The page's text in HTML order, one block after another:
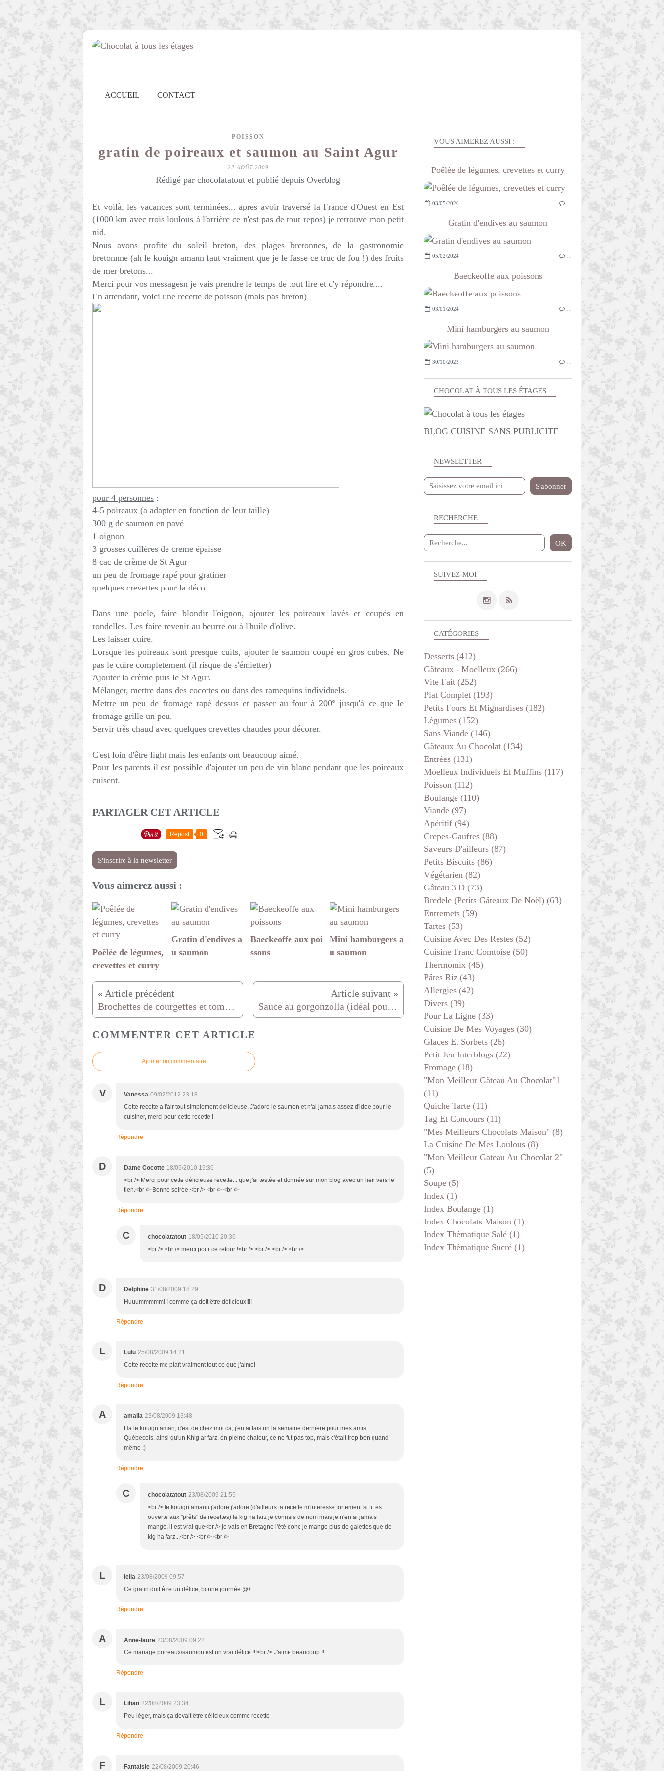
ACCUEIL CONTACT
POISSON
gratin de poireaux et saumon au Saint Agur
22 AOÛT 2009
Rédigé par chocolatatout et publié depuis Overblog
Et voilà, les vacances sont terminées... apres avoir traversé la France d'Ouest en Est
(1000 km avec trois loulous à l'arrière ce n'est pas de tout repos) je retrouve mon petit
nid.
Nous avons profité du soleil breton, des plages bretonnes, de la gastronomie
bretonnne (ah le kouign amann faut vraiment que je le fasse ce truc de fou !) des fruits
de mer bretons...
Merci pour vos messagesn je vais prendre le temps de tout lire et d'y répondre....
En attendant, voici une recette de poisson (mais pas breton)
pour 4 personnes :
4-5 poireaux (a adapter en fonction de leur taille)
300 g de saumon en pavé
1 oignon
3 grosses cuillères de creme épaisse
8 cac de crème de St Agur
un peu de fromage rapé pour gratiner
quelques crevettes pour la déco
Dans une poele, faire blondir l'oignon, ajouter les poireaux lavés et coupés en
rondelles. Les faire revenir au beurre ou à l'huile d'olive.
Les laisser cuire.
Lorsque les poireaux sont presque cuits, ajouter le saumon coupé en gros cubes. Ne
pas le cuire completement (il risque de s'émietter)
Ajouter la crème puis le St Agur.
Mélanger, mettre dans des cocottes ou dans des ramequins individuels.
Mettre un peu de fromage rapé dessus et passer au four à 200° jusqu'à ce que le
fromage grille un peu.
Servir très chaud avec quelques crevettes chaudes pour décorer.
C'est loin d'être light mais les enfants ont beaucoup aimé.
Pour les parents il est possible d'ajouter un peu de vin blanc pendant que les poireaux
cuisent.
PARTAGER CET ARTICLE
Repost 0
S'inscrire à la newsletter
Vous aimerez aussi :
Poêlée de légumes,
crevettes et curry
Gratin d'endives a
u saumon
Baeckeoffe aux poi
ssons
Mini hamburgers a
u saumon
Brochettes de courgettes et tomates, coulis de chèvre chaud Sauce au gorgonzolla (idéal pour accompagner une viande au barbecue)
COMMENTER CET ARTICLE
Ajouter un commentaire
V Vanessa 09/02/2012 23:18
Cette recette a l'air tout simplement delicieuse. J'adore le saumon et n'ai jamais assez d'idee pour le
cuisiner, merci pour cette recette !
Répondre
D Dame Cocotte 18/05/2010 19:36
<br /> Merci pour cette délicieuse recette... que j'ai testée et donnée sur mon blog avec un lien vers le
tien.<br /> Bonne soirée.<br /> <br /> <br />
Répondre
C chocolatatout 18/05/2010 20:36
<br /> <br /> merci pour ce retour !<br /> <br /> <br /> <br />
D Delphine 31/08/2009 18:29
Huuummmmm!!! comme ça doit être délicieux!!!!
Répondre
L Lulu 25/08/2009 14:21
Cette recette me plaît vraiment tout ce que j'aime!
Répondre
A amalia 23/08/2009 13:48
Ha le kouign aman, c'est de chez moi ca, j'en ai fais un la semaine derniere pour mes amis
Québecois, ainsi qu'un Khig ar farz, en pleine chaleur, ce ne fut pas top, mais c'était trop bon quand
même ;)
Répondre
C chocolatatout 23/08/2009 21:55
<br /> le kouign amann j'adore j'adore (d'ailleurs ta recette m'interesse fortement si tu es
ouverte aux "prêts" de recettes) le kig ha farz je connais de nom mais je n'en ai jamais
mangé, il est vrai que<br /> je vais en Bretagne l'été donc je mange plus de galettes que de
kig ha farz...<br /> <br /> <br />
L leila 23/08/2009 09:57
Ce gratin doit être un délice, bonne journée @+
Répondre
A Anne-laure 23/08/2009 09:22
Ce mariage poireaux/saumon est un vrai délice !!!<br /> J'aime beaucoup !!
Répondre
L Lihan 22/08/2009 23:34
Peu léger, mais ça devait être délicieux comme recette
Répondre
F Fantaisie 22/08/2009 20:46
NEWSLETTER
SUIVEZ-MOI
RECHERCHE
CHOCOLAT À TOUS LES ÉTAGES
BLOG CUISINE SANS PUBLICITE
VOUS AIMEREZ AUSSI :
Poêlée de légumes, crevettes et curry
03/05/2026
Gratin d'endives au saumon
05/02/2024
Baeckeoffe aux poissons
03/01/2024
Mini hamburgers au saumon
30/10/2023
CATÉGORIES
Desserts (412)
Gâteaux - Moelleux (266)
Vite Fait (252)
Plat Complet (193)
Petits Fours Et Mignardises (182)
Légumes (152)
Sans Viande (146)
Gâteaux Au Chocolat (134)
Entrées (131)
Moelleux Individuels Et Muffins (117)
Poisson (112)
Boulange (110)
Viande (97)
Apéritif (94)
Crepes-Gaufres (88)
Saveurs D'ailleurs (87)
Petits Biscuits (86)
Végétarien (82)
Gâteau 3 D (73)
Bredele (petits Gâteaux De Noël) (63)
Entremets (59)
Tartes (53)
Cuisine Avec Des Restes (52)
Cuisine Franc Comtoise (50)
Thermomix (45)
Pâtes Riz (43)
Allergies (42)
Divers (39)
Pour La Ligne (33)
Cuisine De Mes Voyages (30)
Glaces Et Sorbets (26)
Petit Jeu Interblogs (22)
Fromage (18)
"mon Meilleur Gâteau Au Chocolat"1
(11)
Quiche Tarte (11)
Tag Et Concours (11)
"mes Meilleurs Chocolats Maison" (8)
La Cuisine De Mes Loulous (8)
"mon Meilleur Gateau Au Chocolat 2"
(5)
Soupe (5)
Index (1)
Index Boulange (1)
Index Chocolats Maison (1)
Index Thématique Salé (1)
Index Thématique Sucré (1)